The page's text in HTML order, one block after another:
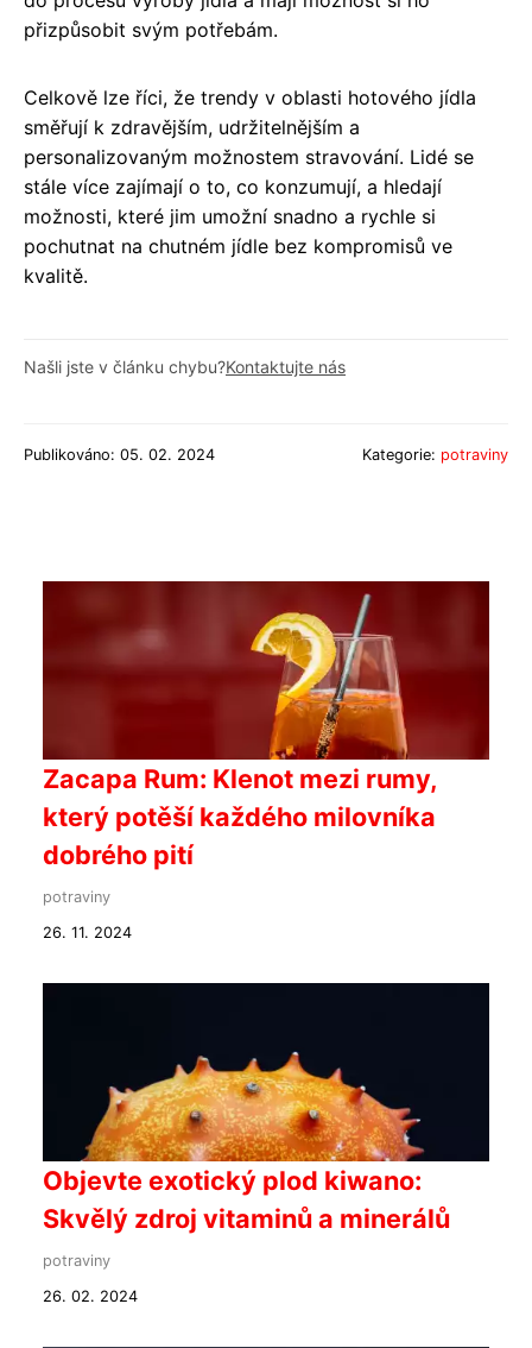
přizpůsobit svým potřebám.
Celkově lze říci, že trendy v oblasti hotového jídla
směřují k zdravějším, udržitelnějším a
personalizovaným možnostem stravování. Lidé se
stále více zajímají o to, co konzumují, a hledají
možnosti, které jim umožní snadno a rychle si
pochutnat na chutném jídle bez kompromisů ve
kvalitě.
Našli jste v článku chybu?Kontaktujte nás
Publikováno: 05. 02. 2024 Kategorie: potraviny
Zacapa Rum: Klenot mezi rumy,
který potěší každého milovníka
dobrého pití
potraviny
26. 11. 2024
Objevte exotický plod kiwano:
Skvělý zdroj vitaminů a minerálů
potraviny
26. 02. 2024